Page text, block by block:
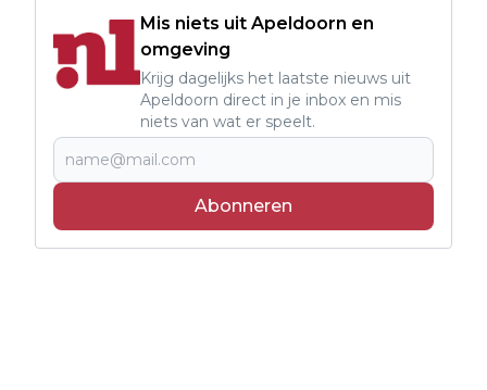
Mis niets uit Apeldoorn en
omgeving
Krijg dagelijks het laatste nieuws uit
Apeldoorn direct in je inbox en mis
niets van wat er speelt.
Abonneren